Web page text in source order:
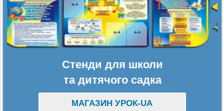
Стенди для школи
та дитячого садка
МАГАЗИН УРОК-UA